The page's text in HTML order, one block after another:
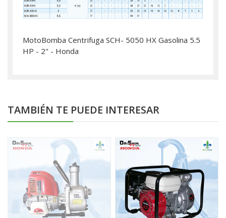
MotoBomba Centrifuga SCH- 5050 HX Gasolina 5.5
HP - 2" - Honda
TAMBIÉN TE PUEDE INTERESAR